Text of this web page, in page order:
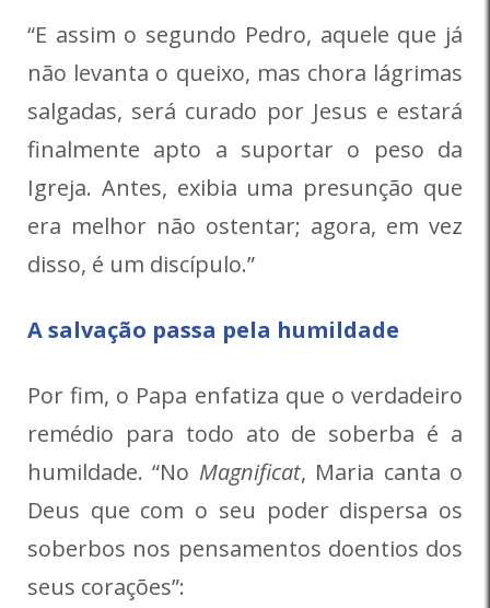
“E assim o segundo Pedro, aquele que já
não levanta o queixo, mas chora lágrimas
salgadas, será curado por Jesus e estará
finalmente apto a suportar o peso da
Igreja. Antes, exibia uma presunção que
era melhor não ostentar; agora, em vez
disso, é um discípulo.”
A salvação passa pela humildade
Por fim, o Papa enfatiza que o verdadeiro
remédio para todo ato de soberba é a
humildade. “No Magnificat, Maria canta o
Deus que com o seu poder dispersa os
soberbos nos pensamentos doentios dos
seus corações”: